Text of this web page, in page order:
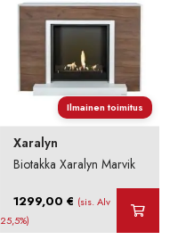
Ilmainen toimitus
Xaralyn
Biotakka Xaralyn Marvik
1299,00€ (sis. Alv
25,5%)